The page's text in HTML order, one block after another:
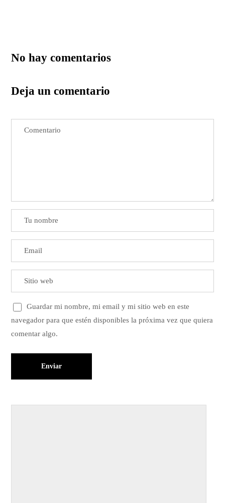
No hay comentarios
Deja un comentario
Guardar mi nombre, mi email y mi sitio web en este
navegador para que estén disponibles la próxima vez que quiera
comentar algo.